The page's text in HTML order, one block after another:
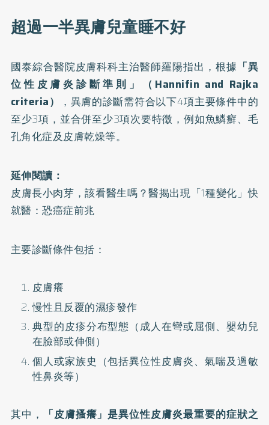
超過一半異膚兒童睡不好
國泰綜合醫院皮膚科科主治醫師羅陽指出，根據 「異
位性皮膚炎診斷準則」（ Hannifin and Rajka
criteria）
，異膚的診斷需符合以下4項主要條件中的
至少3項，並合併至少3項次要特徵，例如魚鱗癬、毛
孔角化症及皮膚乾燥等。
延伸閱讀：
皮膚長小肉芽，該看醫生嗎？醫揭出現「1種變化」快
就醫：恐癌症前兆
主要診斷條件包括：
皮膚癢
慢性且反覆的濕疹發作
典型的皮疹分布型態（成人在彎或屈側、嬰幼兒
在臉部或伸側）
個人或家族史（包括異位性皮膚炎、氣喘及過敏
性鼻炎等）
其中， 「皮膚搔癢」是異位性皮膚炎最重要的症狀之